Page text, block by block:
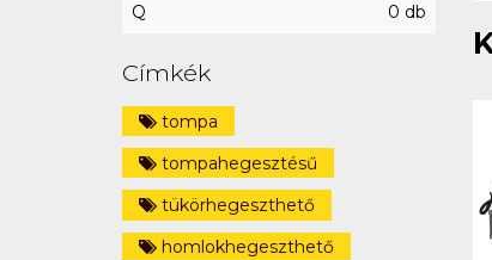
Q 0 db
Címkék
tompa
tompahegesztésű
tükörhegeszthető
homlokhegeszthető